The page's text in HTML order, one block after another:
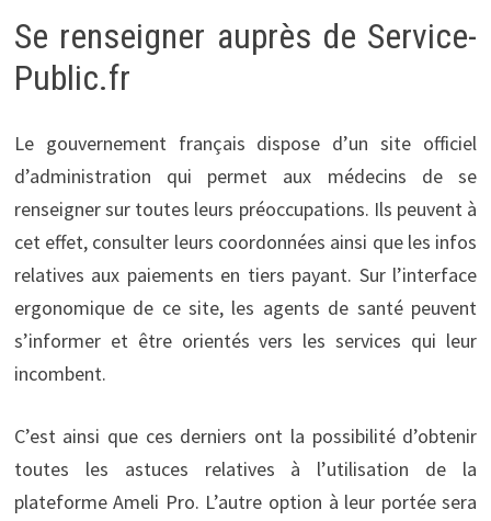
Se renseigner auprès de Service-
Public.fr
Le gouvernement français dispose d’un site officiel
d’administration qui permet aux médecins de se
renseigner sur toutes leurs préoccupations. Ils peuvent à
cet effet, consulter leurs coordonnées ainsi que les infos
relatives aux paiements en tiers payant. Sur l’interface
ergonomique de ce site, les agents de santé peuvent
s’informer et être orientés vers les services qui leur
incombent.
C’est ainsi que ces derniers ont la possibilité d’obtenir
toutes les astuces relatives à l’utilisation de la
plateforme Ameli Pro. L’autre option à leur portée sera